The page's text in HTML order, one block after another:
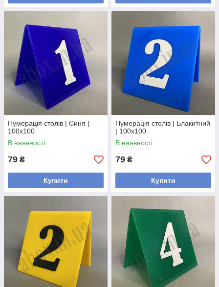
Нумерація столів | Синя |
100х100
В наявності
79 ₴
Купити
Нумерація столів | Блакитний
| 100х100
В наявності
79 ₴
Купити